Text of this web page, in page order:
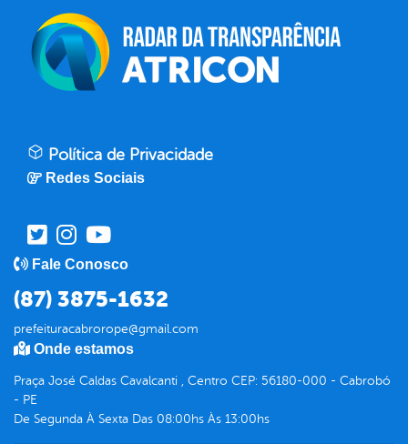
Política de Privacidade
Redes Sociais
Fale Conosco
(87) 3875-1632
prefeituracabrorope@gmail.com
Onde estamos
Praça José Caldas Cavalcanti , Centro CEP: 56180-000 - Cabrobó
- PE
De Segunda À Sexta Das 08:00hs Às 13:00hs